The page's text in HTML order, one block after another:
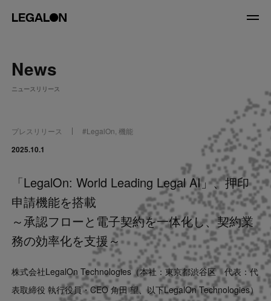
About
Service
News
Recruit
LegalOn Now
Contact
News
ニュースリリース
プレスリリース #LegalOn ,機能
2025.10.1
「LegalOn: World Leading Legal AI」、押印
申請機能を搭載
～承認フローと電子契約を一体化し、契約業
務の効率化を支援～
株式会社LegalOn Technologies（本社：東京都渋谷区 代表：代
表取締役 執行役員・CEO 角田 望、以下LegalOn Technologies）